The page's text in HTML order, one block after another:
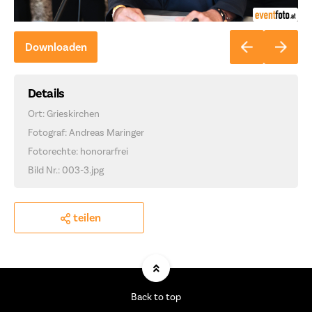
Downloaden
Details
Ort: Grieskirchen
Fotograf: Andreas Maringer
Fotorechte: honorarfrei
Bild Nr.: 003-3.jpg
teilen
Back to top